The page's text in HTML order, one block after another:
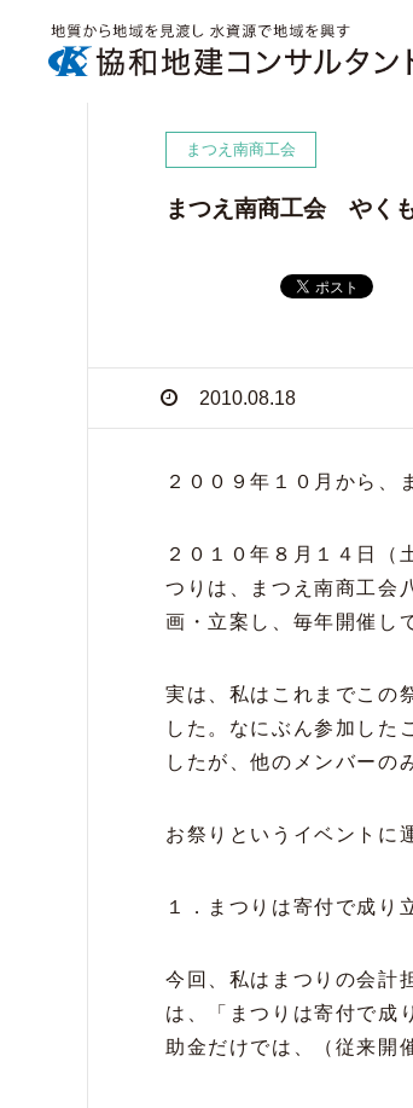
まつえ南商工会
まつえ南商工会 やく
2010.08.18
２００９年１０月から、
２０１０年８月１４日（
つりは、まつえ南商工会
画・立案し、毎年開催し
実は、私はこれまでこの
した。なにぶん参加した
したが、他のメンバーの
お祭りというイベントに
１．まつりは寄付で成り
今回、私はまつりの会計
は、「まつりは寄付で成
助金だけでは、（従来開